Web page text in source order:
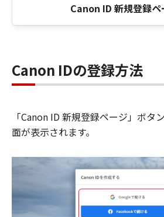
Canon ID 新規登録ペ
Canon IDの登録方法
「Canon ID 新規登録ページ」ボタ
面が表示されます。